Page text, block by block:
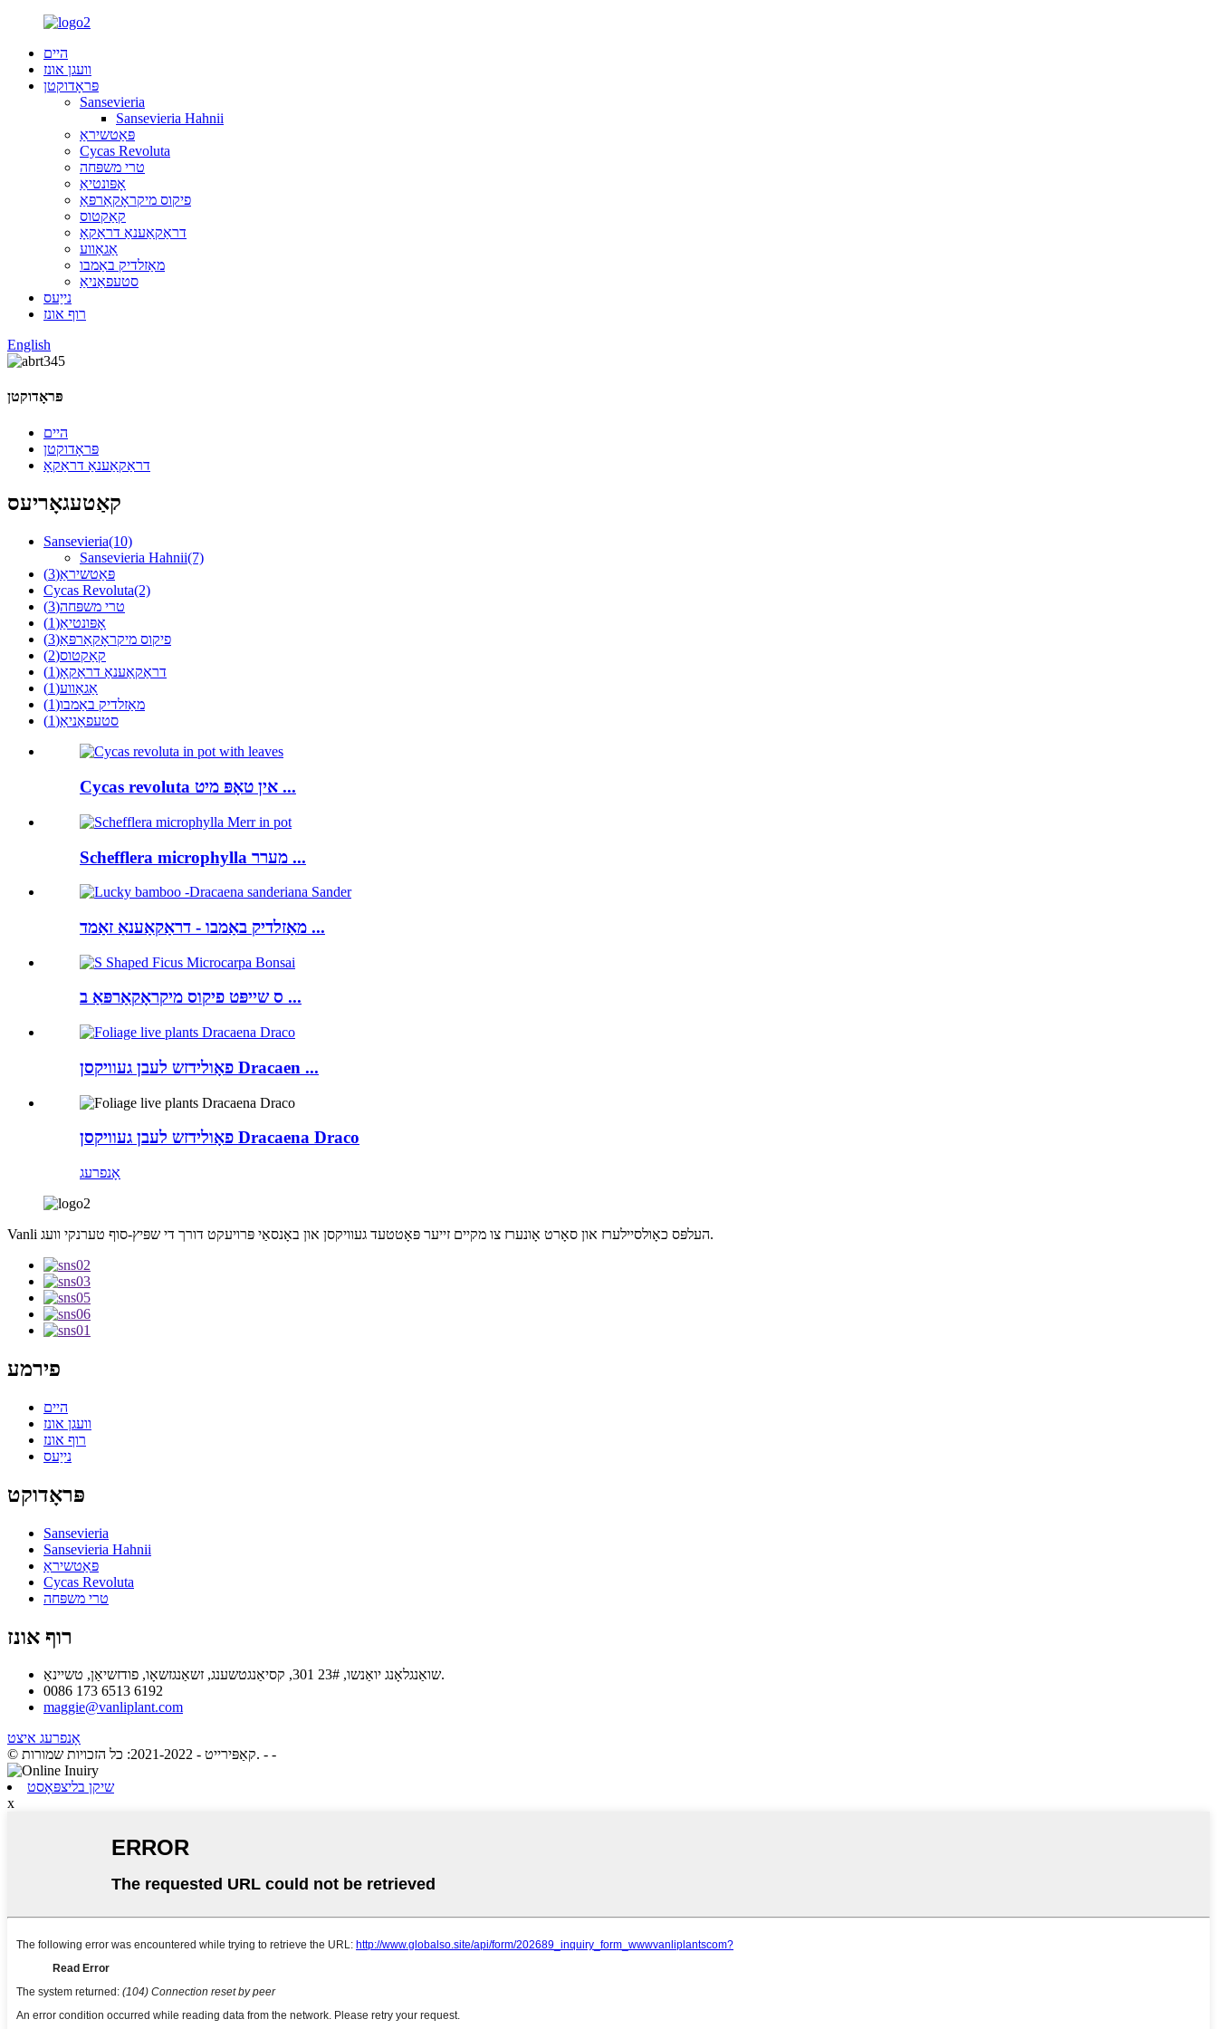
היים
וועגן אונז
פּראָדוקטן
Sansevieria
Sansevieria Hahnii
פּאַטשיראַ
Cycas Revoluta
טרי משפּחה
אָפּונטיאַ
פיקוס מיקראָקאַרפּאַ
קאַקטוס
דראַקאַענאַ דראַקאָ
אַגאַווע
מאַזלדיק באַמבו
סטעפאַניאַ
נייַעס
רוף אונז
English
פּראָדוקטן
היים
פּראָדוקטן
דראַקאַענאַ דראַקאָ
קאַטעגאָריעס
Sansevieria(10)
Sansevieria Hahnii(7)
פּאַטשיראַ(3)
Cycas Revoluta(2)
טרי משפּחה(3)
אָפּונטיאַ(1)
פיקוס מיקראָקאַרפּאַ(3)
קאַקטוס(2)
דראַקאַענאַ דראַקאָ(1)
אַגאַווע(1)
מאַזלדיק באַמבו(1)
סטעפאַניאַ(1)
Cycas revoluta אין טאָפּ מיט ...
Schefflera microphylla מערר ...
מאַזלדיק באַמבו - דראַקאַענאַ זאַמד ...
ס שייפּט פיקוס מיקראָקאַרפּאַ ב ...
פאָולידזש לעבן געוויקסן Dracaen ...
פאָולידזש לעבן געוויקסן Dracaena Draco
אָנפרעג
Vanli העלפּס כאָולסיילערז און סאָרט אָונערז צו מקיים זייער פּאָטטעד געוויקסן און באָנסאַי פּרויעקט דורך די שפּיץ-סוף טערנקי וועג.
פירמע
היים
וועגן אונז
רוף אונז
נייַעס
פּראָדוקט
Sansevieria
Sansevieria Hahnii
פּאַטשיראַ
Cycas Revoluta
טרי משפּחה
רוף אונז
שואַנגלאָנג יואַנשו, 23# 301, קסיאַנגטשענג, זשאַנגזשאָו, פודזשיאַן, טשיינאַ.
0086 173 6513 6192
maggie@vanliplant.com
אָנפרעג איצט
© קאַפּירייט - 2021-2022: כל הזכויות שמורות. - -
שיקן בליצפּאָסט
x